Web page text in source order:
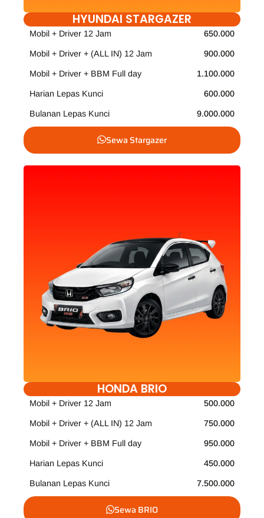
HYUNDAI STARGAZER
Mobil + Driver 12 Jam 650.000
Mobil + Driver + (ALL IN) 12 Jam 900.000
Mobil + Driver + BBM Full day 1.100.000
Harian Lepas Kunci 600.000
Bulanan Lepas Kunci 9.000.000
Sewa Stargazer
HONDA BRIO
Mobil + Driver 12 Jam 500.000
Mobil + Driver + (ALL IN) 12 Jam 750.000
Mobil + Driver + BBM Full day 950.000
Harian Lepas Kunci 450.000
Bulanan Lepas Kunci 7.500.000
Sewa BRIO